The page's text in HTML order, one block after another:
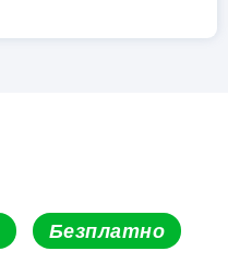
Безплатно